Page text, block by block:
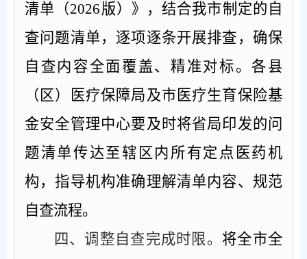
清单（2026版）》，结合我市制定的自
查问题清单，逐项逐条开展排查，确保
自查内容全面覆盖、精准对标。各县
（区）医疗保障局及市医疗生育保险基
金安全管理中心要及时将省局印发的问
题清单传达至辖区内所有定点医药机
构，指导机构准确理解清单内容、规范
自查流程。
四、调整自查完成时限。 将全市全